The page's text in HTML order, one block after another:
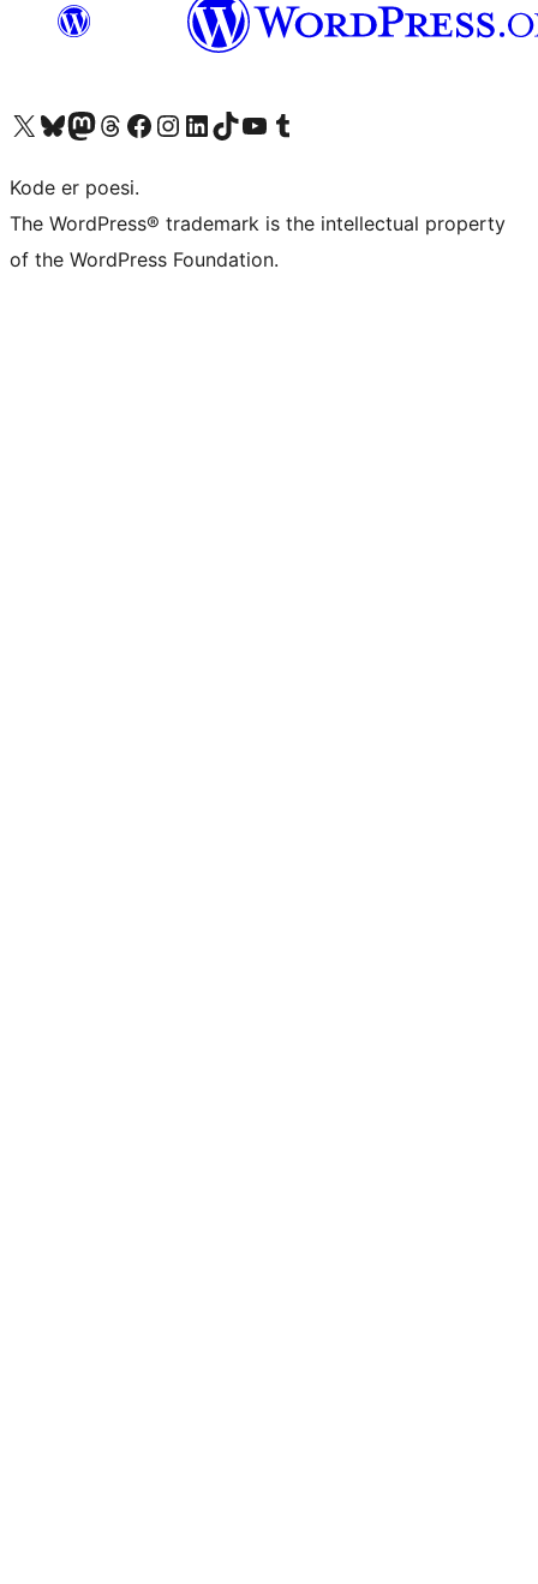
Besøg vores X (tidligere Twitter) konto
Besøg vores Bluesky-konto
Besøg vores Mastodon konto
Besøg vores Threads-konto
Besøg vores Facebook sideBesøg vores Instagram konto
Besøg vores LinkedIn konto
Besøg vores TikTok-konto
Besøg vores YouTube-kanalBesøg vores Tumblr-konto
Kode er poesi.
The WordPress® trademark is the intellectual property
of the WordPress Foundation.